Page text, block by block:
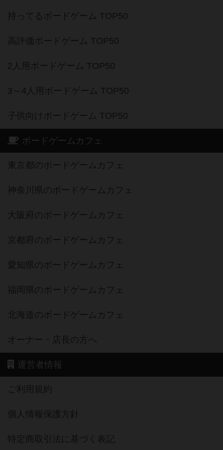
持ってるボードゲーム TOP50
高評価ボードゲーム TOP50
2人用ボードゲーム TOP50
3～4人用ボードゲーム TOP50
子供向けボードゲーム TOP50
ボードゲームカフェ
東京都のボードゲームカフェ
神奈川県のボードゲームカフェ
大阪府のボードゲームカフェ
京都府のボードゲームカフェ
愛知県のボードゲームカフェ
福岡県のボードゲームカフェ
北海道のボードゲームカフェ
オーナー・店長の方へ
運営者情報
ご利用規約
個人情報保護方針
特定商取引法に基づく表記